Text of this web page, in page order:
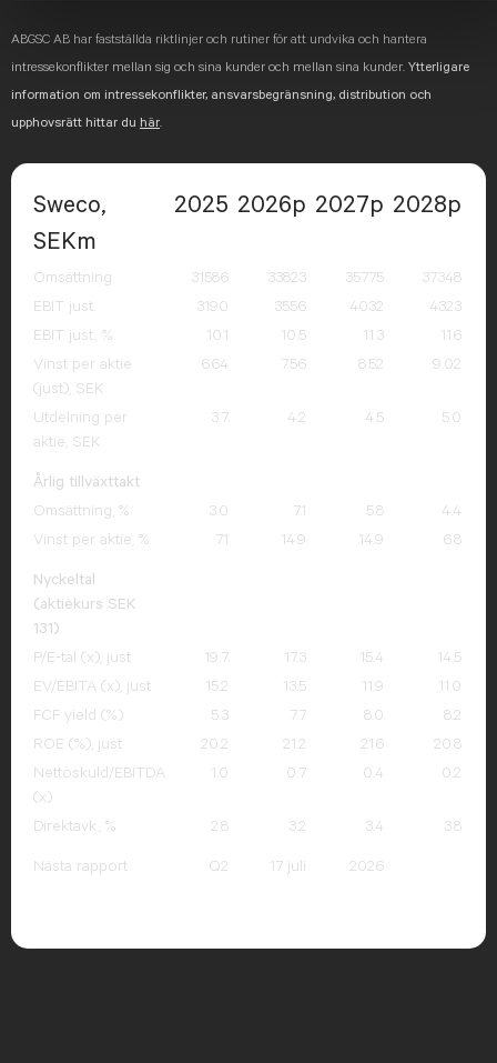
ABGSC AB har fastställda riktlinjer och rutiner för att undvika och hantera
intressekonflikter mellan sig och sina kunder och mellan sina kunder. Ytterligare
information om intressekonflikter, ansvarsbegränsning, distribution och
upphovsrätt hittar du här.
Sweco,
SEKm
2025 2026p 2027p 2028p
Omsättning 31586 33823 35775
37348
EBIT just.
3190 3556 4032
4323
EBIT just., %
10.1 10.5 11.3
11.6
Vinst per aktie
(just), SEK
6.64 7.56 8.52 9.02
Utdelning per
aktie, SEK
3.7 4.2 4.5 5.0
Årlig tillväxttakt
Omsättning, %
3.0 7.1 5.8
4.4
Vinst per aktie, %
7.1 14.9 14.9 6.8
Nyckeltal
(aktiekurs SEK
131)
P/E-tal (x), just
19.7 17.3 15.4
14.5
EV/EBITA (x), just
15.2 13.5 11.9
11.0
FCF yield (%)
5.3 7.7 8.0
8.2
ROE (%), just
20.2 21.2 21.6
20.8
Nettoskuld/EBITDA
(x)
1.0 0.7 0.4 0.2
Direktavk., % 2.8 3.2 3.4 3.8
Nästa rapport Q2 17 juli 2026